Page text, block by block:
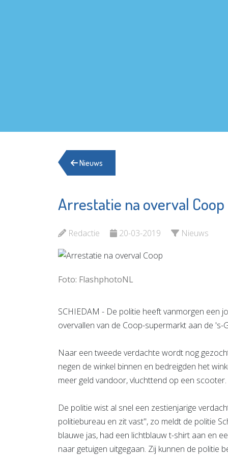
Nieuws
Arrestatie na overval Coop
Redactie 20-03-2019 Nieuws
Foto: FlashphotoNL
SCHIEDAM - De politie heeft vanmorgen een
overvallen van de Coop-supermarkt aan de 's-
Naar een tweede verdachte wordt nog
negen de winkel binnen en bedreigden het
meer geld vandoor, vluchttend op een scooter.
De politie wist al snel een zestienjarige
politiebureau en zit vast", zo meldt de politie
blauwe jas, had een lichtblauw t-shirt aan en
naar getuigen uitgegaan. Zij kunnen de politie
Poppodium De
Bekijk de pagina
Irado
Bekijk de